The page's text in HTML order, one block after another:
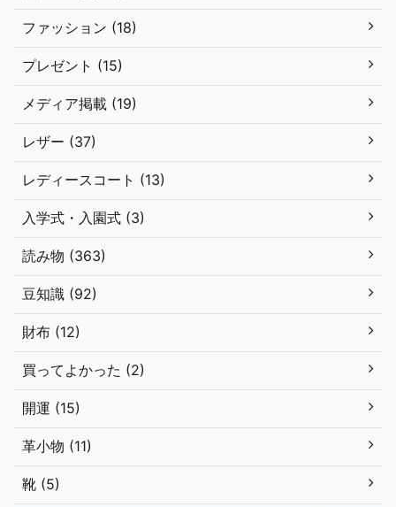
ファッション (18)
プレゼント (15)
メディア掲載 (19)
レザー (37)
レディースコート (13)
入学式・入園式 (3)
読み物 (363)
豆知識 (92)
財布 (12)
買ってよかった (2)
開運 (15)
革小物 (11)
靴 (5)